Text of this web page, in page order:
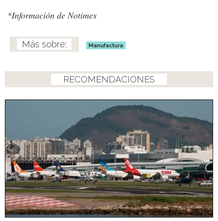
*Información de Notimex
Manufactura
RECOMENDACIONES